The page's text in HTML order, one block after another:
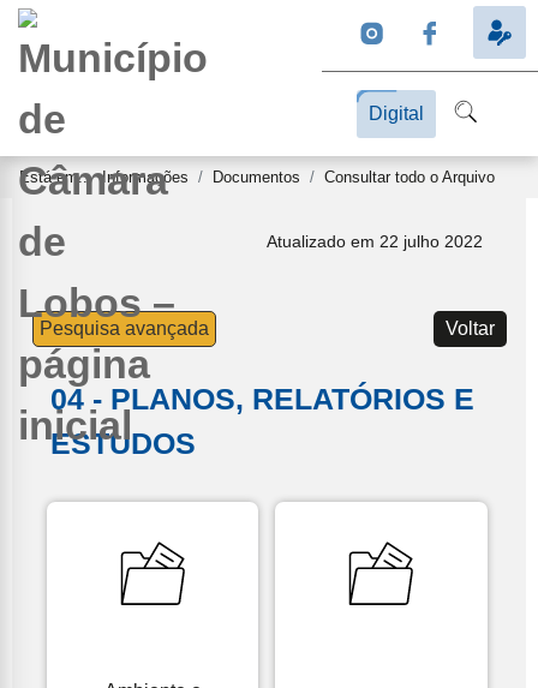
Digital
Está em...Informações Documentos Consultar todo o Arquivo
Atualizado em 22 julho 2022
Voltar
Pesquisa avançada
04 - PLANOS, RELATÓRIOS E
ESTUDOS